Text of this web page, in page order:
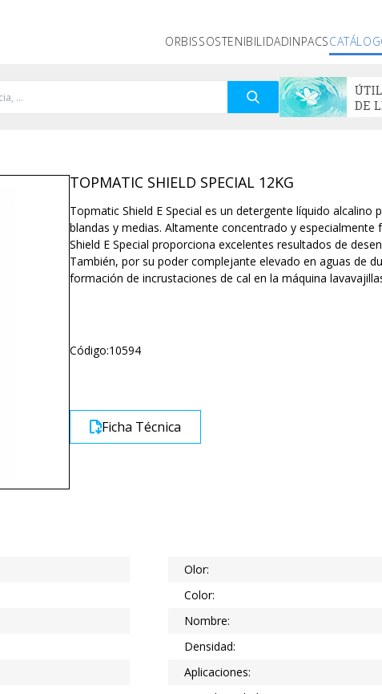
ORBISSOSTENIBILIDADINPACS
TOPMATIC SHIELD SPECIAL 12KG
Topmatic Shield E Special es un detergente líquido alcalino
blandas y medias. Altamente concentrado y
Shield E Special proporciona excelentes resultados de
También, por su poder complejante elevado en aguas de
formación de incrustaciones de cal en la máquina
Código:10594
Ficha Técnica
Olor:
Color:
Nombre:
Densidad:
Aplicaciones: